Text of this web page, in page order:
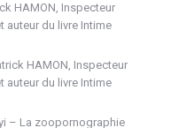
HAMON, Inspecteur
auteur du livre Intime
HAMON, Inspecteur
auteur du livre Intime
– La zoopornographie